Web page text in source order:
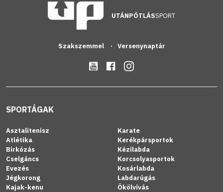
UTÁNPÓTLÁSSPORT
Szakszemmel Versenynaptár
SPORTÁGAK
Asztalitenisz
Atlétika
Birkózás
Cselgáncs
Evezés
Jégkorong
Kajak-kenu
Karate
Kerékpársportok
Kézilabda
Korcsolyasportok
Kosárlabda
Labdarúgás
Ökölvívás